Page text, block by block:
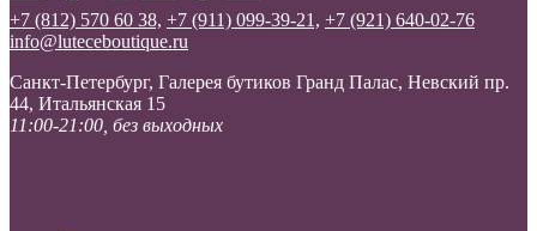
+7 (812) 570 60 38, +7 (911) 099-39-21, +7 (921) 640-02-76
info@luteceboutique.ru
Санкт-Петербург, Галерея бутиков Гранд Палас, Невский пр.
44, Итальянская 15
11:00-21:00, без выходных